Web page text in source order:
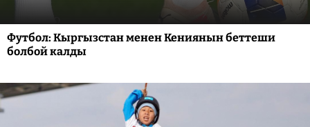
Футбол: Кыргызстан менен Кениянын беттеши
болбой калды